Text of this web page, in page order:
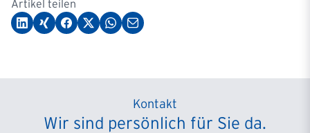
Artikel teilen
Kontakt
Wir sind persönlich für Sie da.